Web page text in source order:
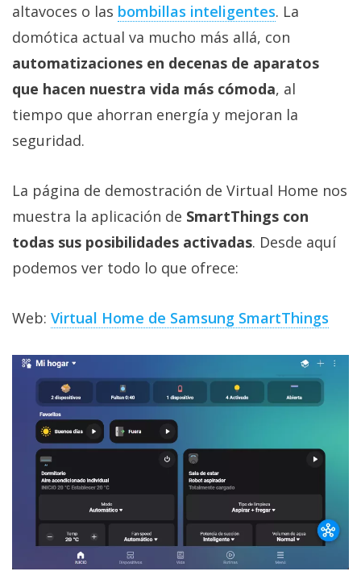
altavoces o las bombillas inteligentes‎. La
domótica actual va mucho más allá, con
automatizaciones en decenas de aparatos
que hacen nuestra vida más cómoda, al
tiempo que ahorran energía y mejoran la
seguridad.
La página de demostración de Virtual Home nos
muestra la aplicación de SmartThings con
todas sus posibilidades activadas. Desde aquí
podemos ver todo lo que ofrece:
Web: Virtual Home de Samsung SmartThings